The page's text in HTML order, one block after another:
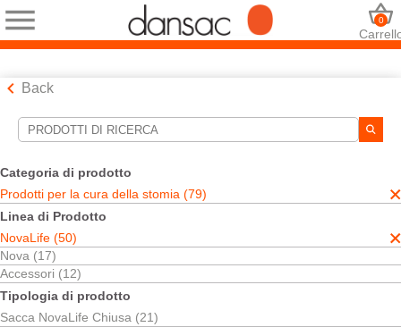
0
Back
Categoria di prodotto
Prodotti per la cura della stomia (79)
Linea di Prodotto
NovaLife (50)
Nova (17)
Accessori (12)
Tipologia di prodotto
Sacca NovaLife Chiusa (21)
Strumenti di ricerca
Le tue selezioni:
Prodotti per la cura della stomia
NovaLife
La tecnologia TRE™
La sua selezione abbinato29risultati
Ordina per: